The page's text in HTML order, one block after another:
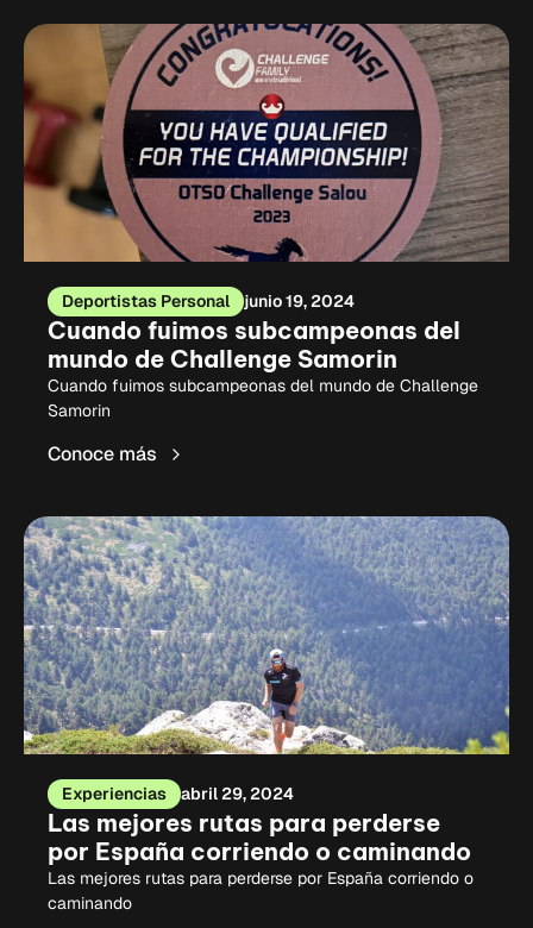
Deportistas Personal junio 19, 2024
Cuando fuimos subcampeonas del
mundo de Challenge Samorin
Cuando fuimos subcampeonas del mundo de Challenge
Samorin
Conoce más
Experiencias abril 29, 2024
Las mejores rutas para perderse
por España corriendo o caminando
Las mejores rutas para perderse por España corriendo o
caminando